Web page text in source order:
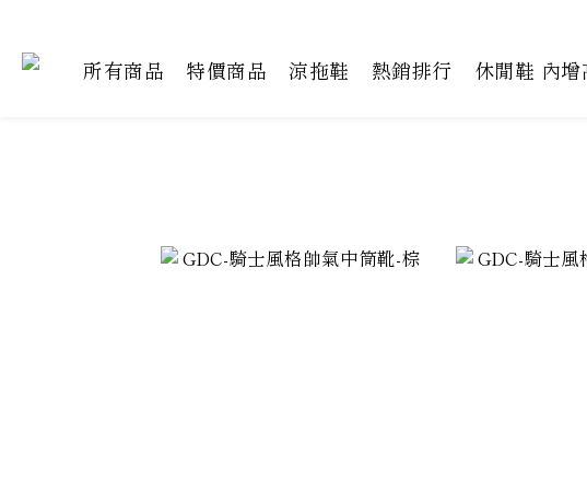
所有商品 特價商品 涼拖鞋 熱銷排行 休閒鞋 內增